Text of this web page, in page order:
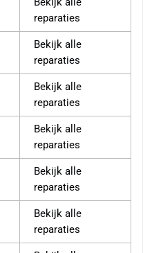
reparaties
Bekijk alle
reparaties
Bekijk alle
reparaties
Bekijk alle
reparaties
Bekijk alle
reparaties
Bekijk alle
reparaties